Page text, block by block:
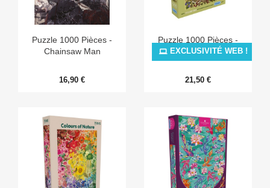
Puzzle 1000 Pièces -
Chainsaw Man
16,90 €
Puzzle 1000 Pièces -
Sunlight Glade
21,50 €
EXCLUSIVITÉ WEB !